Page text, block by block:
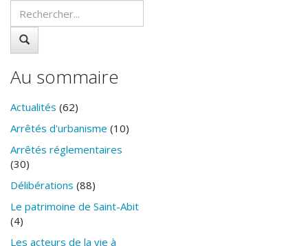
Au sommaire
Actualités (62)
Arrêtés d'urbanisme (10)
Arrêtés réglementaires
(30)
Délibérations (88)
Le patrimoine de Saint-Abit
(4)
Les acteurs de la vie à